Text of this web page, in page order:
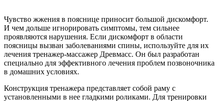
Чувство жжения в пояснице приносит большой дискомфорт.
И чем дольше игнорировать симптомы, тем сильнее
проявляются нарушения. Если дискомфорт в области
поясницы вызван заболеваниями спины, используйте для их
лечения тренажер-массажер Древмасс. Он был разработан
специально для эффективного лечения проблем позвоночника
в домашних условиях.
Конструкция тренажера представляет собой раму с
установленными в нее гладкими роликами. Для тренировки